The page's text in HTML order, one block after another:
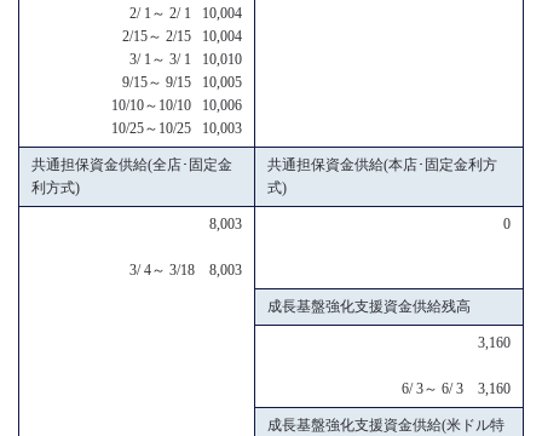
2/ 1～ 2/ 1 10,004
2/15～ 2/15 10,004
3/ 1～ 3/ 1 10,010
9/15～ 9/15 10,005
10/10～10/10 10,006
10/25～10/25 10,003
共通担保資金供給(全店･固定金
利方式)
共通担保資金供給(本店･固定金利方
式)
8,003
3/ 4～ 3/18 8,003
0
成長基盤強化支援資金供給残高
3,160
6/ 3～ 6/ 3 3,160
成長基盤強化支援資金供給(米ドル特